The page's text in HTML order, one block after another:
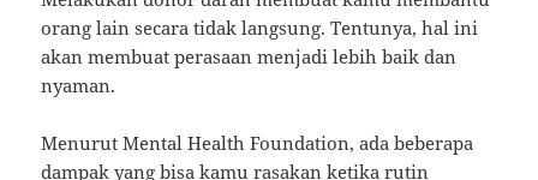
orang lain secara tidak langsung. Tentunya, hal ini
akan membuat perasaan menjadi lebih baik dan
nyaman.
Menurut Mental Health Foundation, ada beberapa
dampak yang bisa kamu rasakan ketika rutin